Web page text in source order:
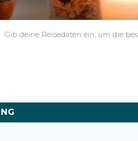
Gib deine Reisedaten ein, um die